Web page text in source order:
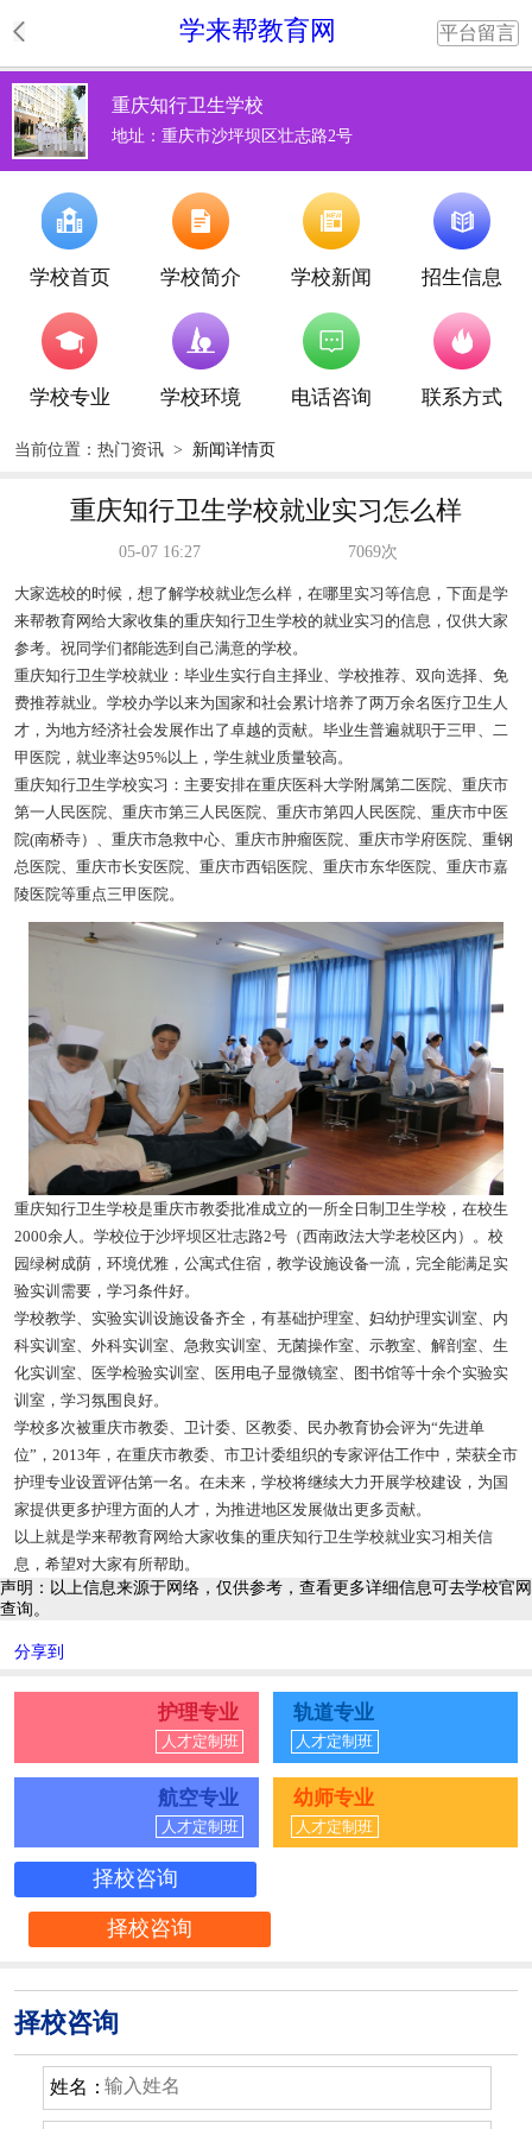
学来帮教育网 平台留言
重庆知行卫生学校
地址：重庆市沙坪坝区壮志路2号
学校首页 学校简介 学校新闻 招生信息
学校专业 学校环境 电话咨询 联系方式
当前位置： 热门资讯 > 新闻详情页
重庆知行卫生学校就业实习怎么样
05-07 16:27 7069次
大家选校的时候，想了解学校就业怎么样，在哪里实习等信息，下面是学
来帮教育网给大家收集的重庆知行卫生学校的就业实习的信息，仅供大家
参考。祝同学们都能选到自己满意的学校。
重庆知行卫生学校就业： 毕业生实行自主择业、学校推荐、双向选择、免
费推荐就业。学校办学以来为国家和社会累计培养了两万余名医疗卫生人
才，为地方经济社会发展作出了卓越的贡献。毕业生普遍就职于三甲、二
甲医院，就业率达95%以上，学生就业质量较高。
重庆知行卫生学校实习： 主要安排在重庆医科大学附属第二医院、重庆市
第一人民医院、重庆市第三人民医院、重庆市第四人民医院、重庆市中医
院(南桥寺）、重庆市急救中心、重庆市肿瘤医院、重庆市学府医院、重钢
总医院、重庆市长安医院、重庆市西铝医院、重庆市东华医院、重庆市嘉
陵医院等重点三甲医院。
重庆知行卫生学校是重庆市教委批准成立的一所全日制卫生学校，在校生
2000余人。学校位于沙坪坝区壮志路2号（西南政法大学老校区内）。校
园绿树成荫，环境优雅，公寓式住宿，教学设施设备一流，完全能满足实
验实训需要，学习条件好。
学校教学、实验实训设施设备齐全，有基础护理室、妇幼护理实训室、内
科实训室、外科实训室、急救实训室、无菌操作室、示教室、解剖室、生
化实训室、医学检验实训室、医用电子显微镜室、图书馆等十余个实验实
训室，学习氛围良好。
学校多次被重庆市教委、卫计委、区教委、民办教育协会评为“先进单
位”，2013年，在重庆市教委、市卫计委组织的专家评估工作中，荣获全市
护理专业设置评估第一名。在未来，学校将继续大力开展学校建设，为国
家提供更多护理方面的人才，为推进地区发展做出更多贡献。
以上就是学来帮教育网给大家收集的重庆知行卫生学校就业实习相关信
息，希望对大家有所帮助。
声明：以上信息来源于网络，仅供参考，查看更多详细信息可去学校官网
查询。
分享到
护理专业
人才定制班
轨道专业
人才定制班
航空专业
人才定制班
幼师专业
人才定制班
择校咨询
择校咨询
择校咨询
姓名：